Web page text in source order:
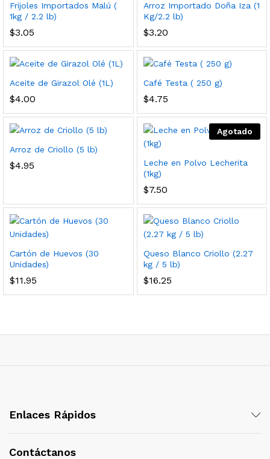
Frijoles Importados Malú (
1kg / 2.2 lb)
$3.05
Arroz Importado Doña Iza (1
Kg/2.2 lb)
$3.20
Aceite de Girazol Olé (1L)
$4.00
Café Testa ( 250 g)
$4.75
Arroz de Criollo (5 lb)
$4.95
Agotado
Leche en Polvo Lecherita
(1kg)
$7.50
Cartón de Huevos (30
Unidades)
$11.95
Queso Blanco Criollo (2.27
kg / 5 lb)
$16.25
Enlaces Rápidos
Contáctanos